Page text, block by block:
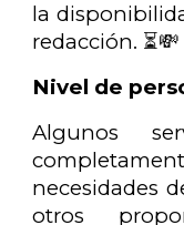
la
redacción. ⏳💸
Nivel de
Algunos
necesidades
otros